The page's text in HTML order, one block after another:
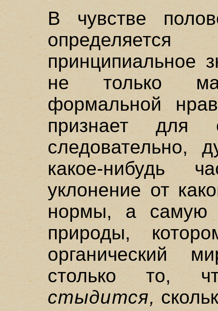
В чувстве
принципиальное
не только
формальной
признает для
следовательно,
какое-нибудь
уклонение от
нормы, а самую
природы,
органический
столько то,
стыдится,